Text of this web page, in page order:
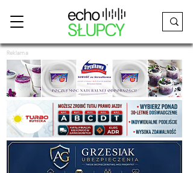
Reklama